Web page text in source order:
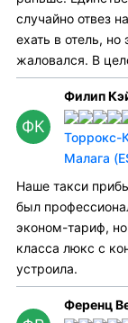
случайно отвез
ехать в отель,
жаловался. В
ФК
Филип
Торрокс-
Малага
Наше такси
был
эконом-тариф,
класса люкс с
устроила.
Ференц